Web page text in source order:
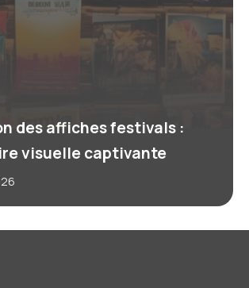
des affiches festivals :
visuelle captivante